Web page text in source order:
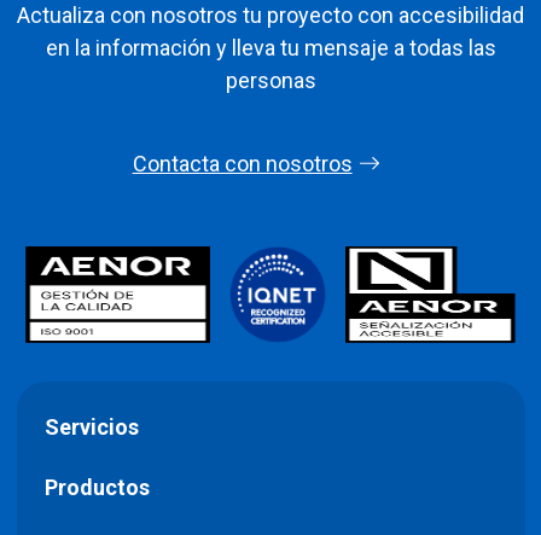
Actualiza con nosotros tu proyecto con accesibilidad
en la información y lleva tu mensaje a todas las
personas
Contacta con nosotros
Servicios
Productos